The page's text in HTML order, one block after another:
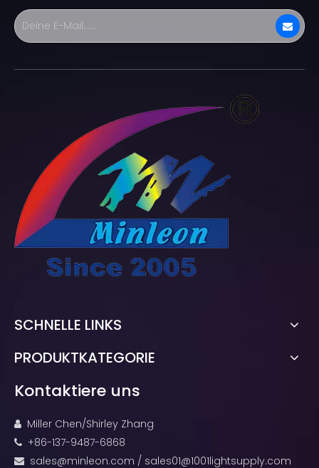
SCHNELLE LINKS
PRODUKTKATEGORIE
Kontaktiere uns
 Miller Chen/Shirley Zhang
 +86-137-9487-6868
 sales@minleon.com / sales01@1001lightsupply.com